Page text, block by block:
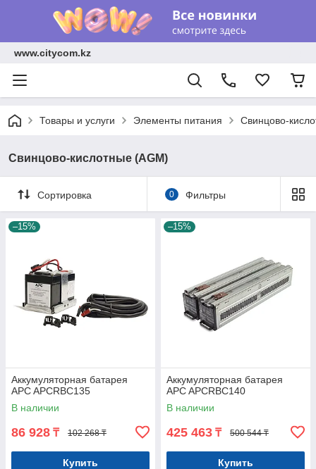
www.citycom.kz
Товары и услуги Элементы питания Свинцово-
Свинцово-кислотные (AGM)
Сортировка 0 Фильтры
–15%
Аккумуляторная батарея
APC APCRBC135
В наличии
86 928 ₸ 102 268 ₸
Купить
–15%
Аккумуляторная батарея
APC APCRBC140
В наличии
425 463 ₸ 500 544 ₸
Купить